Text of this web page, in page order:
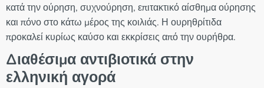
κατά την ούρηση, συχνούρηση, επιτακτικό αίσθημα ούρησης
και πόνο στο κάτω μέρος της κοιλιάς. Η ουρηθρίτιδα
προκαλεί κυρίως καύσο και εκκρίσεις από την ουρήθρα.
Διαθέσιμα αντιβιοτικά στην
ελληνική αγορά